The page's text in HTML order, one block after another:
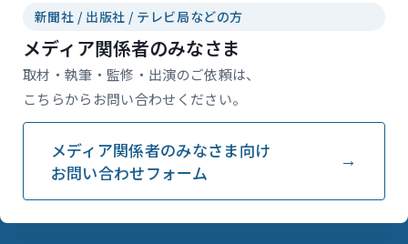
新聞社 / 出版社 / テレビ局などの方
メディア関係者のみなさま
取材・執筆・監修・出演のご依頼は、
こちらからお問い合わせください。
メディア関係者のみなさま向け
お問い合わせフォーム